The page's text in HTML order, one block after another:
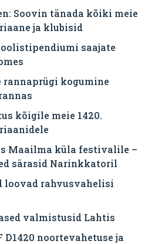
Soovin tänada kõiki meie
ja klubisid
saajate
rannaprügi kogumine
kõigile meie 1420.
Maailma küla festivalile –
särasid Narinkkatoril
loovad rahvusvahelisi
valmistusid Lahtis
D1420 noortevahetuse ja